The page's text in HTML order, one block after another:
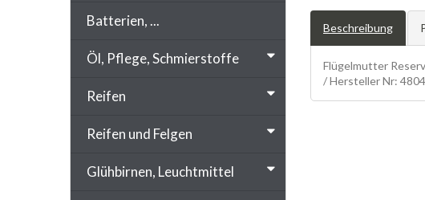
Beschreibung
Flügelmutter
/ Hersteller Nr:
Batterien, ...
Öl, Pflege, Schmierstoffe
Reifen
Reifen und Felgen
Glühbirnen, Leuchtmittel